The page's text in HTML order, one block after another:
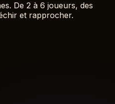
De 2 à 6 joueurs, des
et rapprocher.